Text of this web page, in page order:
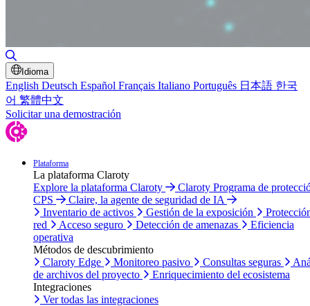
Idioma
English Deutsch Español Français Italiano Português 日本語 한국
어 繁體中文
Solicitar una demostración
Plataforma
La plataforma Claroty
Explore la plataforma Claroty
Claroty Programa de
CPS
Claire, la agente de seguridad de IA
Inventario de activos
Gestión de la exposición
red
Acceso seguro Detección de amenazas
Eficiencia
operativa
Métodos de descubrimiento
Claroty Edge
Monitoreo pasivo Consultas seguras
de archivos del proyecto
Enriquecimiento del ecosistema
Integraciones
Ver todas las integraciones